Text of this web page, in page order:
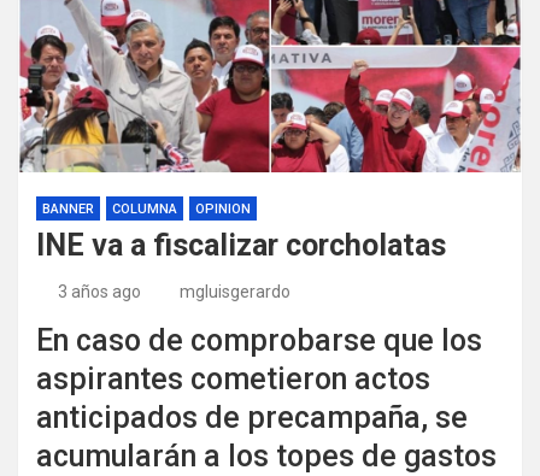
BANNER COLUMNA OPINION
INE va a fiscalizar corcholatas
3 años ago mgluisgerardo
En caso de comprobarse que los
aspirantes cometieron actos
anticipados de precampaña, se
acumularán a los topes de gastos